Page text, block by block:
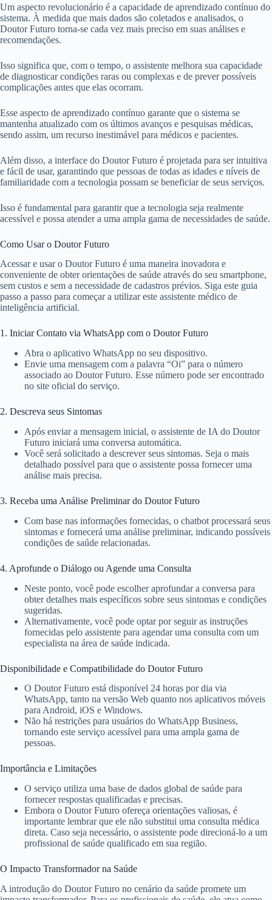
Um aspecto revolucionário é a capacidade de aprendizado contínuo do
sistema. À medida que mais dados são coletados e analisados, o
Doutor Futuro torna-se cada vez mais preciso em suas análises e
recomendações.
Isso significa que, com o tempo, o assistente melhora sua capacidade
de diagnosticar condições raras ou complexas e de prever possíveis
complicações antes que elas ocorram.
Esse aspecto de aprendizado contínuo garante que o sistema se
mantenha atualizado com os últimos avanços e pesquisas médicas,
sendo assim, um recurso inestimável para médicos e pacientes.
Além disso, a interface do Doutor Futuro é projetada para ser intuitiva
e fácil de usar, garantindo que pessoas de todas as idades e níveis de
familiaridade com a tecnologia possam se beneficiar de seus serviços.
Isso é fundamental para garantir que a tecnologia seja realmente
acessível e possa atender a uma ampla gama de necessidades de saúde.
Como Usar o Doutor Futuro
Acessar e usar o Doutor Futuro é uma maneira inovadora e
conveniente de obter orientações de saúde através do seu smartphone,
sem custos e sem a necessidade de cadastros prévios. Siga este guia
passo a passo para começar a utilizar este assistente médico de
inteligência artificial.
1. Iniciar Contato via WhatsApp com o Doutor Futuro
Abra o aplicativo WhatsApp no seu dispositivo.
Envie uma mensagem com a palavra “Oi” para o número
associado ao Doutor Futuro. Esse número pode ser encontrado
no site oficial do serviço.
2. Descreva seus Sintomas
Após enviar a mensagem inicial, o assistente de IA do Doutor
Futuro iniciará uma conversa automática.
Você será solicitado a descrever seus sintomas. Seja o mais
detalhado possível para que o assistente possa fornecer uma
análise mais precisa.
3. Receba uma Análise Preliminar do Doutor Futuro
Com base nas informações fornecidas, o chatbot processará seus
sintomas e fornecerá uma análise preliminar, indicando possíveis
condições de saúde relacionadas.
4. Aprofunde o Diálogo ou Agende uma Consulta
Neste ponto, você pode escolher aprofundar a conversa para
obter detalhes mais específicos sobre seus sintomas e condições
sugeridas.
Alternativamente, você pode optar por seguir as instruções
fornecidas pelo assistente para agendar uma consulta com um
especialista na área de saúde indicada.
Disponibilidade e Compatibilidade do Doutor Futuro
O Doutor Futuro está disponível 24 horas por dia via
WhatsApp, tanto na versão Web quanto nos aplicativos móveis
para Android, iOS e Windows.
Não há restrições para usuários do WhatsApp Business,
tornando este serviço acessível para uma ampla gama de
pessoas.
Importância e Limitações
O serviço utiliza uma base de dados global de saúde para
fornecer respostas qualificadas e precisas.
Embora o Doutor Futuro ofereça orientações valiosas, é
importante lembrar que ele não substitui uma consulta médica
direta. Caso seja necessário, o assistente pode direcioná-lo a um
profissional de saúde qualificado em sua região.
O Impacto Transformador na Saúde
A introdução do Doutor Futuro no cenário da saúde promete um